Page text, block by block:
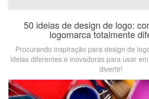
50 ideias de design de logo:
logomarca totalmente
Procurando inspiração para design de
ideias diferentes e inovadoras para usar
divertir!